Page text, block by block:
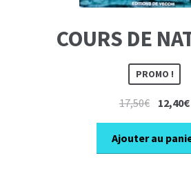
COURS DE
PROMO !
17,50€ Le
prix
initial
était :
12,40€
Ajouter au